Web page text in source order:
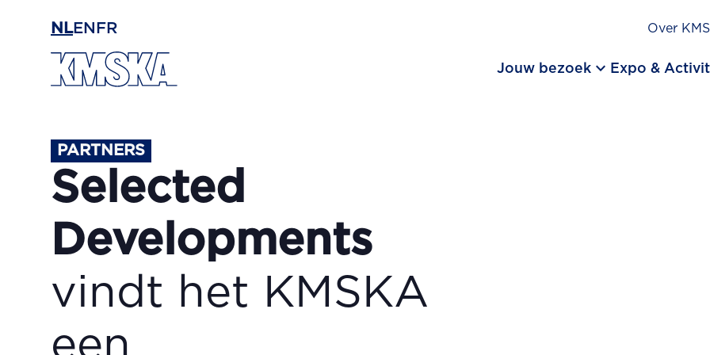
NLEN FR Over
Jouw bezoek keyboard_arrow_down Expo &
PARTNERS
Selected
Developments
vindt het KMSKA
een